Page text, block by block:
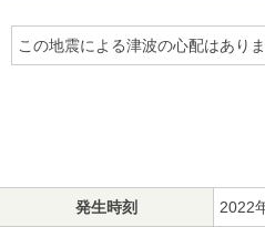
この地震による津波の心配はありま
発生時刻 2022